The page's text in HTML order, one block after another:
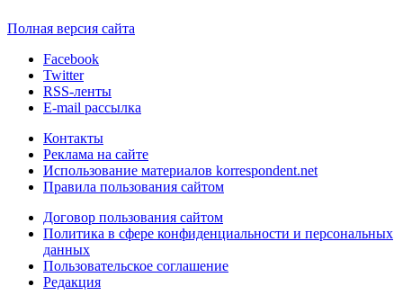
Полная версия сайта
Facebook
Twitter
RSS-ленты
E-mail рассылка
Контакты
Реклама на сайте
Использование материалов korrespondent.net
Правила пользования сайтом
Договор пользования сайтом
Политика в сфере конфиденциальности и персональных
данных
Пользовательское соглашение
Редакция